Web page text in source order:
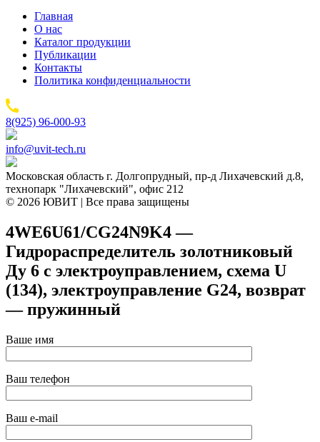
Главная
О нас
Каталог продукции
Публикации
Контакты
Политика конфиденциальности
8(925) 96-000-93
info@uvit-tech.ru
Московская область г. Долгопрудный, пр-д Лихачевский д.8,
технопарк "Лихачевский", офис 212
© 2026 ЮВИТ | Все права защищены
4WE6U61/CG24N9K4 —
Гидрораспределитель золотниковый
Ду 6 с электроуправлением, схема U
(134), электроуправление G24, возврат
— пружинный
Ваше имя
Ваш телефон
Ваш e-mail